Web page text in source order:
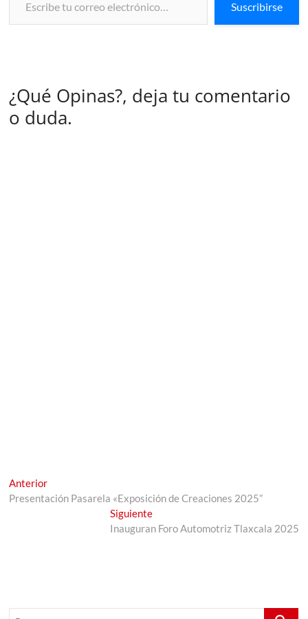
Suscribirse
¿Qué Opinas?, deja tu comentario
o duda.
Navegación
de
AnteriorEntrada
anterior:
Presentación Pasarela «Exposición de Creaciones 2025”
SiguienteEntrada
siguiente:
Inauguran Foro Automotriz Tlaxcala 2025
Buscar...